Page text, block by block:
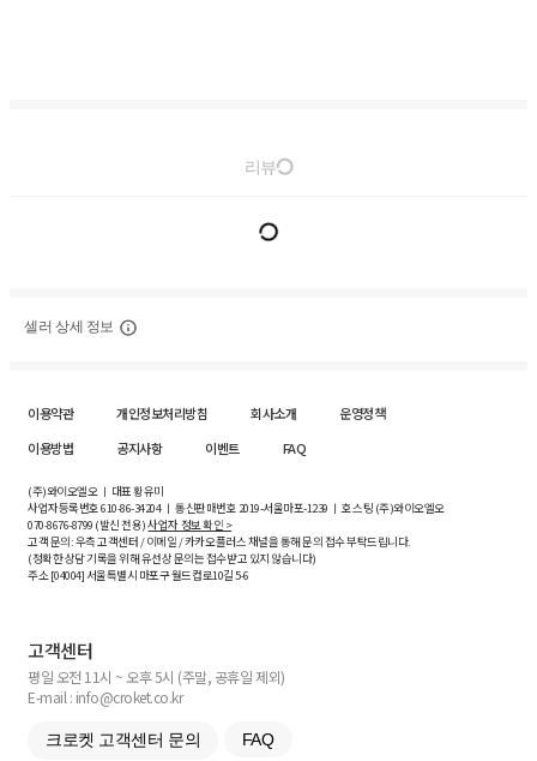
리뷰
셀러 상세 정보
이용약관 개인정보처리방침 회사소개
운영정책
이용방법
공지사항 이벤트 FAQ
(주)와이오엘오 ㅣ 대표 황유미
사업자등록번호610-86-34204ㅣ 통신판매번호 2019-서울마포-1239 ㅣ 호스팅 (주)와이오엘오
070-8676-8799 (발신 전용)사업자 정보 확인 >
고객 문의: 우측 고객센터 / 이메일 / 카카오플러스 채널을 통해 문의 접수 부탁드립니다.
(정확한 상담 기록을 위해 유선상 문의는 접수받고 있지 않습니다)
주소 [04004] 서울특별시 마포구 월드컵로10길5-6
고객센터
평일 오전 11시 ~ 오후 5시 (주말, 공휴일 제외)
E-mail : info@croket.co.kr
크로켓 고객센터 문의 FAQ